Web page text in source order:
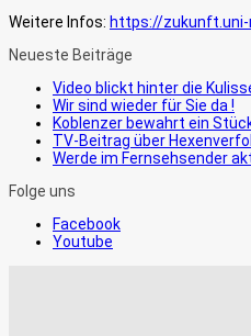
Weitere Infos: https://
Neueste Beiträge
Video blickt hinter die
Wir sind wieder für Sie da !
Koblenzer bewahrt ein
TV-Beitrag über
Werde im Fernsehsender
Folge uns
Facebook
Youtube